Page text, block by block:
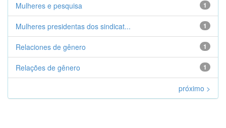
1
Mulheres e pesquisa
1
Mulheres presidentas dos sindicat...
1
Relaciones de gênero
1
Relações de gênero
próximo >